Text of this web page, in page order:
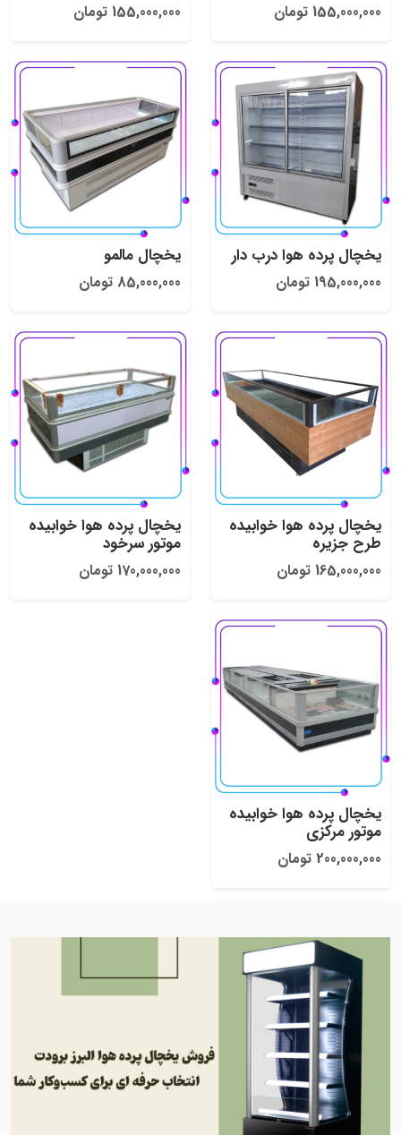
155,000,000 تومان 155,000,000 تومان
یخچال پرده هوا درب دار
195,000,000 تومان
یخچال مالمو
85,000,000 تومان
یخچال پرده هوا خوابیده
طرح جزیره
165,000,000 تومان
یخچال پرده هوا خوابیده
موتور سرخود
170,000,000 تومان
یخچال پرده هوا خوابیده
موتور مرکزی
200,000,000 تومان